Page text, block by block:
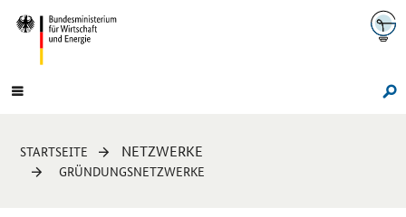
Navigation
Hauptmenü
Sie
sind
STARTSEITE NETZWERKE
GRÜNDUNGSNETZWERKE